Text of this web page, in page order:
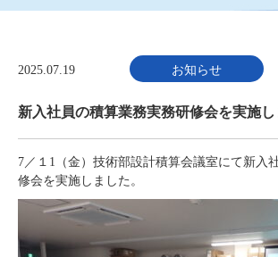
2025.07.19 お知らせ
新入社員の積算業務実務研修会を実施し
7／１1（金）技術部設計積算会議室にて新入
修会を実施しました。